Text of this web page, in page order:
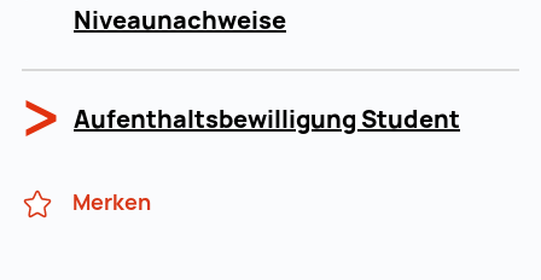
Niveaunachweise
Aufenthalts­bewilligung Student
Merken